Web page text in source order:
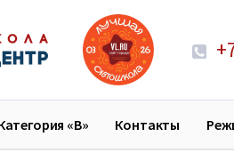
«В» Контакты